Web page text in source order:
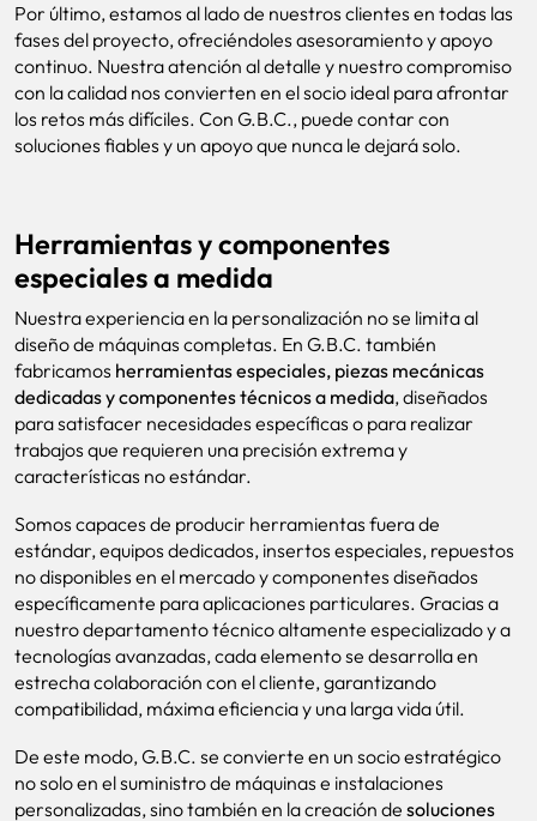
Por último, estamos al lado de nuestros clientes en todas las
fases del proyecto, ofreciéndoles asesoramiento y apoyo
continuo. Nuestra atención al detalle y nuestro compromiso
con la calidad nos convierten en el socio ideal para afrontar
los retos más difíciles. Con G.B.C., puede contar con
soluciones fiables y un apoyo que nunca le dejará solo.
Herramientas y componentes
especiales a medida
Nuestra experiencia en la personalización no se limita al
diseño de máquinas completas. En G.B.C. también
fabricamos herramientas especiales, piezas mecánicas
dedicadas y componentes técnicos a medida, diseñados
para satisfacer necesidades específicas o para realizar
trabajos que requieren una precisión extrema y
características no estándar.
Somos capaces de producir herramientas fuera de
estándar, equipos dedicados, insertos especiales, repuestos
no disponibles en el mercado y componentes diseñados
específicamente para aplicaciones particulares. Gracias a
nuestro departamento técnico altamente especializado y a
tecnologías avanzadas, cada elemento se desarrolla en
estrecha colaboración con el cliente, garantizando
compatibilidad, máxima eficiencia y una larga vida útil.
De este modo, G.B.C. se convierte en un socio estratégico
no solo en el suministro de máquinas e instalaciones
personalizadas, sino también en la creación de soluciones